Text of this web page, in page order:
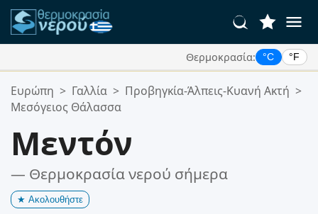
Θερμοκρασία: °C °F
Οι Αγαπημένες σας Τοποθεσίες:
Η λίστα αγαπημένων σας είναι άδεια.
Ευρώπη > Γαλλία > Προβηγκία-Άλπεις-Κυανή Ακτή >
Μεσόγειος Θάλασσα
Μεντόν
— Θερμοκρασία νερού σήμερα
★ Ακολουθήστε